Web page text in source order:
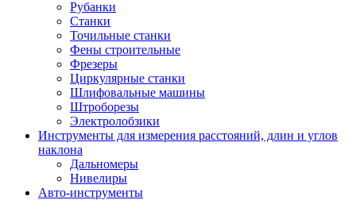
Рубанки
Станки
Точильные станки
Фены строительные
Фрезеры
Циркулярные станки
Шлифовальные машины
Штроборезы
Электролобзики
Инструменты для измерения расстояний, длин и углов
наклона
Дальномеры
Нивелиры
Авто-инструменты